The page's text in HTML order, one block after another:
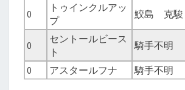
0
トゥインクルアッ
プ
鮫島 克駿
0
セントールビース
ト
騎手不明
0 アスタールフナ 騎手不明